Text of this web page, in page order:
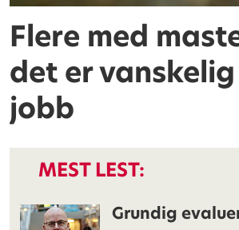
Flere med
det er
jobb
MEST LEST:
Grundig